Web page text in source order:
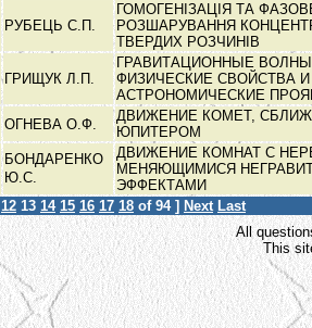
РУБЕЦЬ С.П.
ГОМОГЕНІЗАЦІЯ ТА
РОЗШАРУВАННЯ
ТВЕРДИХ РОЗЧИНІВ
ГРИЩУК Л.П.
ГРАВИТАЦИОННЫЕ
ФИЗИЧЕСКИЕ СВОЙСТВА И
АСТРОНОМИЧЕСКИЕ
ОГНЕВА О.Ф.
ДВИЖЕНИЕ КОМЕТ,
ЮПИТЕРОМ
БОНДАРЕНКО
Ю.С.
ДВИЖЕНИЕ КОМНАТ С
МЕНЯЮЩИМИСЯ
ЭФФЕКТАМИ
12 13 14 15 16 17 18 of 94 ] Next Last
All
This